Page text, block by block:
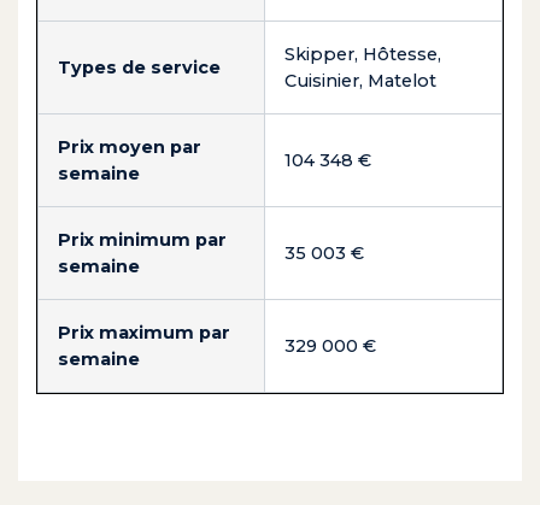
Types de service
Skipper, Hôtesse,
Cuisinier, Matelot
Prix moyen par
semaine
104 348 €
Prix minimum par
semaine
35 003 €
Prix maximum par
semaine
329 000 €